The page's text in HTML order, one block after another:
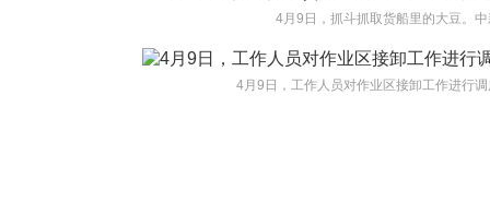
4月9日，抓斗抓取货船里的大豆。
4月9日，工作人员对作业区接卸工作进行